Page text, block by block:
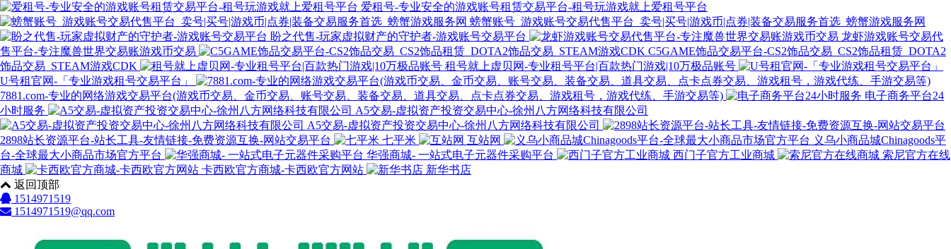
爱租号-专业安全的游戏账号租赁交易平台-租号玩游戏就上爱租号平台
螃蟹账号_游戏账号交易代售平台_卖号|买号|游戏币|点券|装备交易服务首选_螃蟹游戏服务网
盼之代售-玩家虚拟财产的守护者-游戏账号交易平台
龙虾游戏账号交易代
售平台-专注魔兽世界交易账游戏币交易
C5GAME饰品交易平台-CS2饰品交易_CS2饰品租赁_DOTA2
饰品交易_STEAM游戏CDK
租号就上虚贝网-专业租号平台|百款热门游戏|10万极品账号
U号租官网-「专业游戏租号交易平台」
7881.com-专业的网络游戏交易平台(游戏币交易、金币交易、账号交易、装备交易、道具交易、点卡点券交易、游戏租号，游戏代练、手游交易等)
电子商务平台24
小时服务
A5交易-虚拟资产投资交易中心-徐州八方网络科技有限公司
A5交易-虚拟资产投资交易中心-徐州八方网络科技有限公司
2898站长资源平台-站长工具-友情链接-免费资源互换-网站交易平台
七平米 互站网
义乌小商品城Chinagoods平
台-全球最大小商品市场官方平台
华强商城- 一站式电子元器件采购平台 西门子官方工业商城
索尼官方在线
商城
卡西欧官方商城-卡西欧官方网站
新华书店
返回顶部
1514971519
1514971519@qq.com